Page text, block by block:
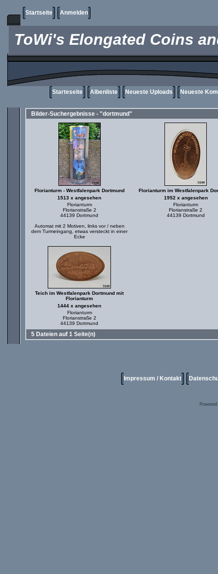
Startseite Anmelden
ToWi's Elongated Coins
Starteseite Albenliste Neueste Uploads Neueste
Bilder-Suchergebnisse - "dortmund"
Florianturm - Westfalenpark Dortmund
1513 x angesehen
Florianturm
Florianstraße 2
44139 Dortmund
Automat mit 2 Motiven, links vor / neben
dem Turmeingang, etwas versteckt in einer
Ecke
Florianturm im Westfalenpark
1952 x angesehen
Florianturm
Florianstraße 2
44139 Dortmund
Teich im Westfalenpark Dortmund mit
Florianturm
1444 x angesehen
Florianturm
Florianstraße 2
44139 Dortmund
5 Dateien auf 1 Seite(n)
Impressum / Kontakt